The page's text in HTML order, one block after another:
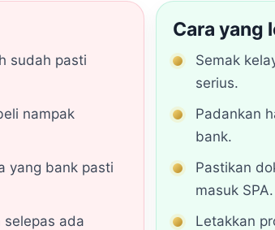
sudah pasti
nampak
yang bank pasti
selepas ada
Cara yang
Semak
serius.
Padankan
bank.
Pastikan
masuk SPA.
Letakkan